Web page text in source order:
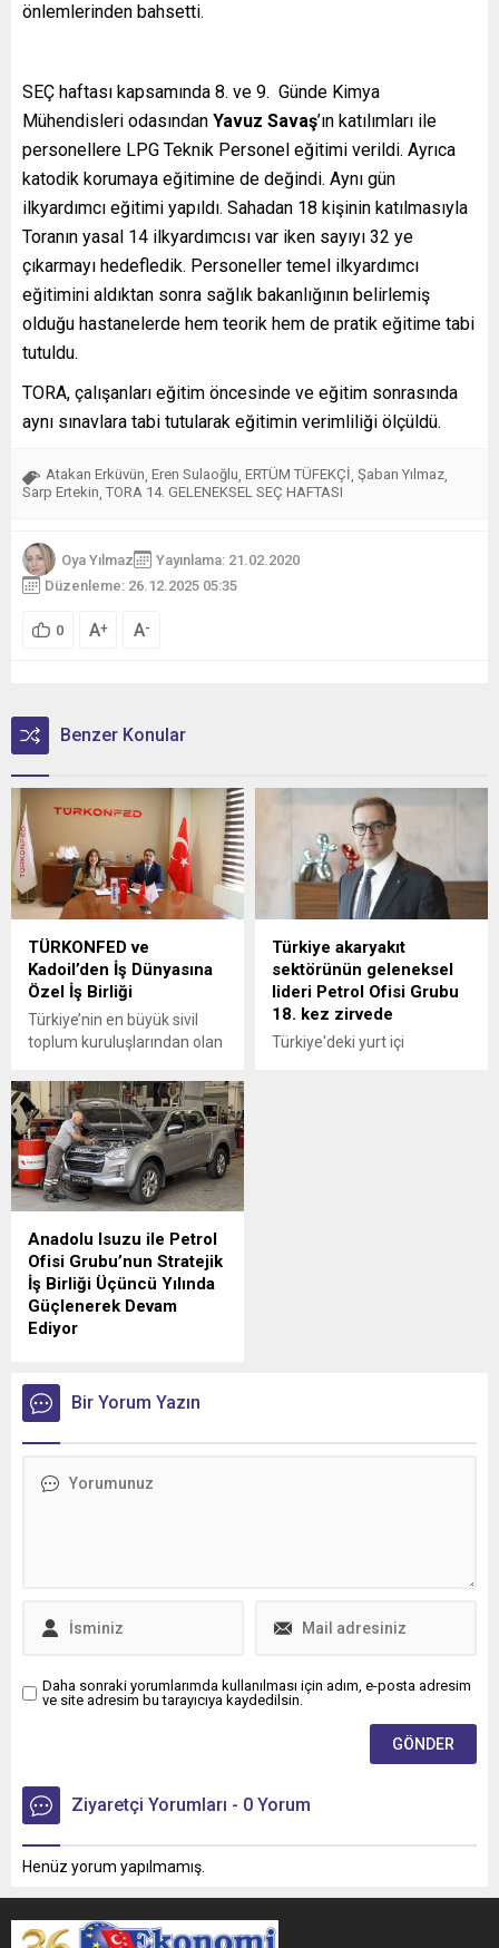
önlemlerinden bahsetti.
SEÇ haftası kapsamında 8. ve 9. Günde Kimya
Mühendisleri odasından Yavuz Savaş’ın katılımları ile
personellere LPG Teknik Personel eğitimi verildi. Ayrıca
katodik korumaya eğitimine de değindi. Aynı gün
ilkyardımcı eğitimi yapıldı. Sahadan 18 kişinin katılmasıyla
Toranın yasal 14 ilkyardımcısı var iken sayıyı 32 ye
çıkarmayı hedefledik. Personeller temel ilkyardımcı
eğitimini aldıktan sonra sağlık bakanlığının belirlemiş
olduğu hastanelerde hem teorik hem de pratik eğitime tabi
tutuldu.
TORA, çalışanları eğitim öncesinde ve eğitim sonrasında
aynı sınavlara tabi tutularak eğitimin verimliliği ölçüldü.
Atakan Erküvün, Eren Sulaoğlu, ERTÜM TÜFEKÇİ, Şaban Yılmaz,
Sarp Ertekin, TORA 14. GELENEKSEL SEÇ HAFTASI
Oya Yılmaz
Yayınlama: 21.02.2020
Düzenleme: 26.12.2025 05:35
0 A+ A-
Benzer Konular
TÜRKONFED ve
Kadoil’den İş Dünyasına
Özel İş Birliği
Türkiye’nin en büyük sivil
toplum kuruluşlarından olan
Konfederasyonu
(TÜRKONFED) ile akaryakıt
sektörünün hızlı büyüyen
markalarından Kadoil
arasında özel bir iş birliğine
imza atıldı.
Türkiye akaryakıt
sektörünün geleneksel
lideri Petrol Ofisi Grubu
18. kez zirvede
Türkiye'deki yurt içi
Anadolu Isuzu ile Petrol
Ofisi Grubu’nun Stratejik
İş Birliği Üçüncü Yılında
Güçlenerek Devam
Ediyor
ticari araçlara madeni yağ
tedarikini kapsayan stratejik
iş birliği üçüncü yılına girdi.
Bir Yorum Yazın
Daha sonraki yorumlarımda kullanılması için adım, e-posta adresim
ve site adresim bu tarayıcıya kaydedilsin.
Ziyaretçi Yorumları - 0 Yorum
Henüz yorum yapılmamış.